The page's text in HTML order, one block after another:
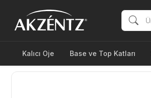
Kalıcı Oje Base ve Top Katları